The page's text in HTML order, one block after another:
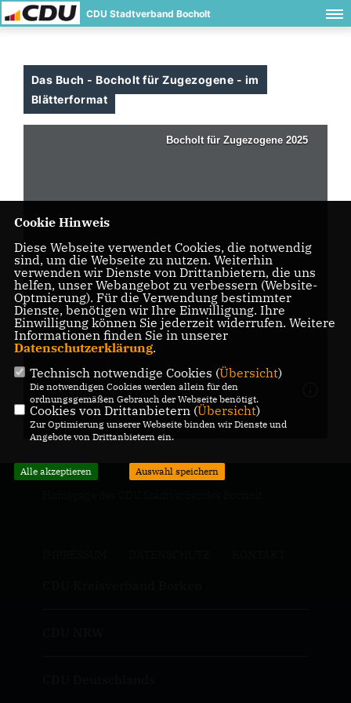
CDU Stadtverband Bocholt
Das Buch - Bocholt für Zugezogene - im
Blätterformat
Cookie Hinweis
Diese Webseite verwendet Cookies, die notwendig
sind, um die Webseite zu nutzen. Weiterhin
verwenden wir Dienste von Drittanbietern, die uns
helfen, unser Webangebot zu verbessern (Website-
Optmierung). Für die Verwendung bestimmter
Dienste, benötigen wir Ihre Einwilligung. Ihre
Einwilligung können Sie jederzeit widerrufen. Weitere
Informationen finden Sie in unserer
Datenschutzerklärung.
Technisch notwendige Cookies (Übersicht)
Die notwendigen Cookies werden allein für den
ordnungsgemäßen Gebrauch der Webseite benötigt.
Cookies von Drittanbietern (Übersicht)
Zur Optimierung unserer Webseite binden wir Dienste und
Angebote von Drittanbietern ein.
Alle akzeptieren Auswahl speichern